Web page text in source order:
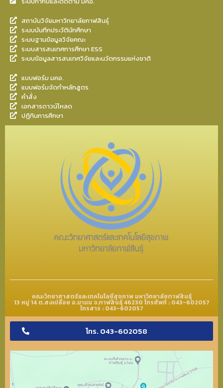
สถาบันวิจัยมหาวิทยาลัยกาฬสินธุ์
ระบบบันทึกประวัตินักศึกษา
ระบบฐานข้อมูลวิจัยคณะ
ระบบสารสนเทศการศึกษา ESS
ระบบข้อมูลสารสนเทศวิจัยและนวัตกรรมแห่งชาติ
แบบฟอร์ม มคอ.
แบบฟอร์มจัดทำหลักสูตร
คำสั่ง
เอกสารดาวน์โหลด
ปฎิทินการศึกษา
คณะวิทยาศาสตร์และเทคโนโลยีสุขภาพ มหาวิทยาลัยกาฬสินธุ์
13 หมู่ 14 ต.สงเปลือย อ.นามน จ.กาฬสินธุ์ 46230 โทรศัพท์ : 043-602057
โทรสาร : 043-602057
โทร. 043-602058